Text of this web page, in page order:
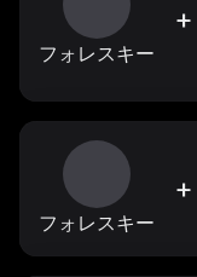
フォレスキー
+
フォレスキー
+